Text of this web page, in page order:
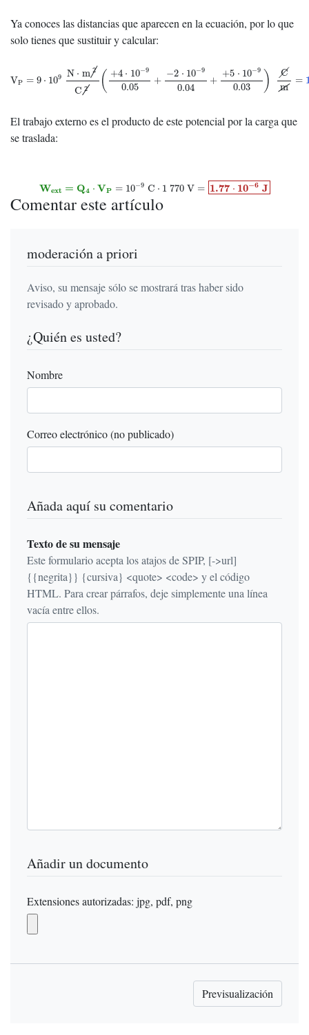
Ya conoces las distancias que aparecen en la ecuación, por lo que
solo tienes que sustituir y calcular:
VP = 9 ⋅ 109 N ⋅ m 2
C 2 ( +4 ⋅ 10−9
0.05
+
−2 ⋅ 10−9
0.04
+
+5 ⋅ 10−9
0.03 )
C
m
=
(+ + + 0.03) 1
El trabajo externo es el producto de este potencial por la carga que
se traslada:
Wext = Q4 ⋅ VP = 10−9 C ⋅ 1 770 V = 1.77 ⋅ 10−6 J
770 6 J
Comentar este artículo
moderación a priori
Aviso, su mensaje sólo se mostrará tras haber sido
revisado y aprobado.
¿Quién es usted?
Nombre
Correo electrónico (no publicado)
Añada aquí su comentario
Texto de su mensaje
Este formulario acepta los atajos de SPIP, [->url]
{{negrita}} {cursiva} <quote> <code> y el código
HTML. Para crear párrafos, deje simplemente una línea
vacía entre ellos.
Añadir un documento
Extensiones autorizadas: jpg, pdf, png